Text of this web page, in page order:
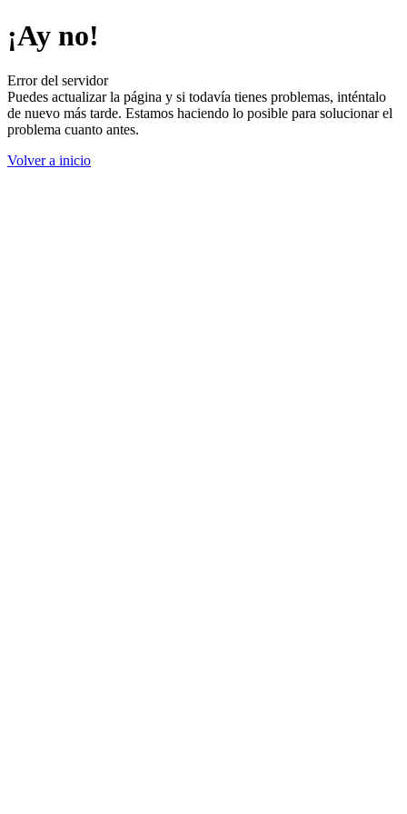
¡Ay no!
Error del servidor
Puedes actualizar la página y si todavía tienes problemas, inténtalo
de nuevo más tarde. Estamos haciendo lo posible para solucionar el
problema cuanto antes.
Volver a inicio